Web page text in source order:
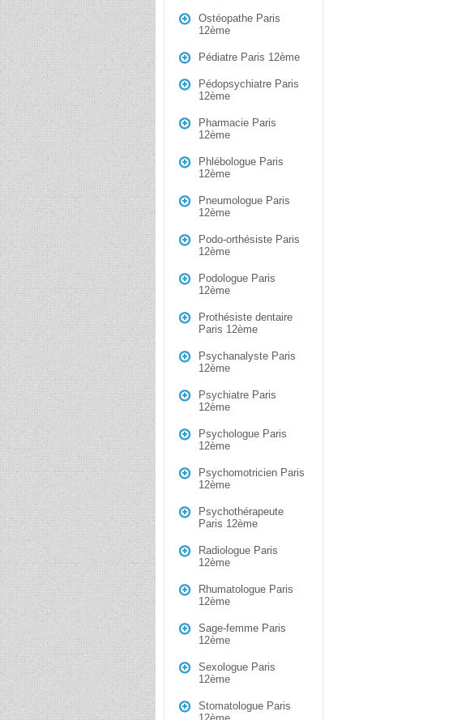
Ostéopathe Paris
12ème
Pédiatre Paris 12ème
Pédopsychiatre Paris
12ème
Pharmacie Paris
12ème
Phlébologue Paris
12ème
Pneumologue Paris
12ème
Podo-orthésiste Paris
12ème
Podologue Paris
12ème
Prothésiste dentaire
Paris 12ème
Psychanalyste Paris
12ème
Psychiatre Paris
12ème
Psychologue Paris
12ème
Psychomotricien Paris
12ème
Psychothérapeute
Paris 12ème
Radiologue Paris
12ème
Rhumatologue Paris
12ème
Sage-femme Paris
12ème
Sexologue Paris
12ème
Stomatologue Paris